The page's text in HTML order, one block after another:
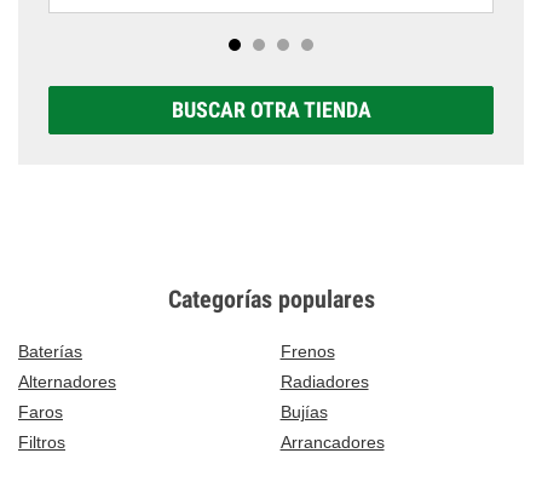
BUSCAR OTRA TIENDA
Categorías populares
Baterías
Frenos
Alternadores
Radiadores
Faros
Bujías
Filtros
Arrancadores